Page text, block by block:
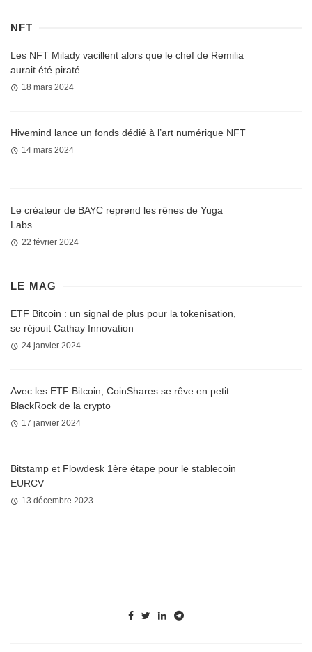
NFT
Les NFT Milady vacillent alors que le chef de Remilia
aurait été piraté
18 mars 2024
Hivemind lance un fonds dédié à l’art numérique NFT
14 mars 2024
Le créateur de BAYC reprend les rênes de Yuga
Labs
22 février 2024
LE MAG
ETF Bitcoin : un signal de plus pour la tokenisation,
se réjouit Cathay Innovation
24 janvier 2024
Avec les ETF Bitcoin, CoinShares se rêve en petit
BlackRock de la crypto
17 janvier 2024
Bitstamp et Flowdesk 1ère étape pour le stablecoin
EURCV
13 décembre 2023